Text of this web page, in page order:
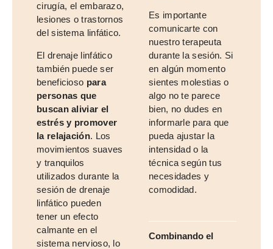
cirugía, el embarazo,
lesiones o trastornos
del sistema linfático.
El drenaje linfático
también puede ser
beneficioso para
personas que
buscan aliviar el
estrés y promover
la relajación. Los
movimientos suaves
y tranquilos
utilizados durante la
sesión de drenaje
linfático pueden
tener un efecto
calmante en el
sistema nervioso, lo
Es importante
comunicarte con
nuestro terapeuta
durante la sesión. Si
en algún momento
sientes molestias o
algo no te parece
bien, no dudes en
informarle para que
pueda ajustar la
intensidad o la
técnica según tus
necesidades y
comodidad.
Combinando el